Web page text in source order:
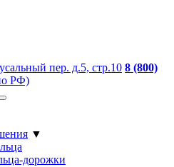
пер. д.5, стр.10 8 (800)
РФ)
▼
дорожки